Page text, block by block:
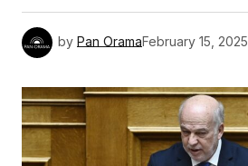
by Pan OramaFebruary 15, 2025